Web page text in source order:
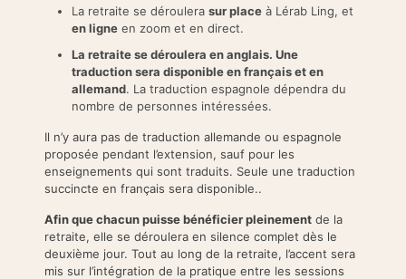
La retraite se déroulera sur place à Lérab Ling, et
en ligne en zoom et en direct.
La retraite se déroulera en anglais. Une
traduction sera disponible en français et en
allemand. La traduction espagnole dépendra du
nombre de personnes intéressées.
Il n’y aura pas de traduction allemande ou espagnole
proposée pendant l’extension, sauf pour les
enseignements qui sont traduits. Seule une traduction
succincte en français sera disponible..
Afin que chacun puisse bénéficier pleinement de la
retraite, elle se déroulera en silence complet dès le
deuxième jour. Tout au long de la retraite, l’accent sera
mis sur l’intégration de la pratique entre les sessions